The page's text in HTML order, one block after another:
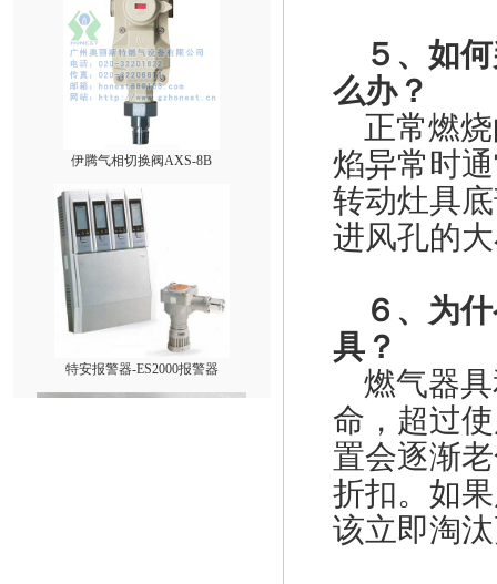
伊腾气相切换阀AXS-8B
特安报警器-ES2000报警器
５、如
么办？
正常燃烧
焰异常时
转动灶具
进风孔的
６、为什
具？
燃气器具
命，超过
置会逐渐
折扣。如
该立即淘